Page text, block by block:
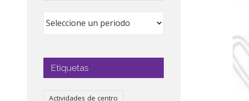
Etiquetas
Actividades de centro